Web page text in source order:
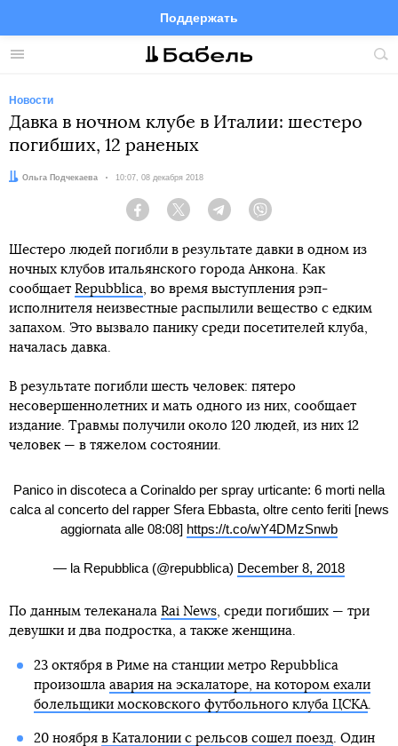
Меню
Поддержать
FacebookTelegramTwitter
Новости
Давка в ночном клубе в Италии: шестеро
погибших, 12 раненых
Автор:
Ольга Подчекаева Дата:
10:07, 08 декабря 2018
Facebook Twitter Telegram
Шестеро людей погибли в результате давки в одном из
ночных клубов итальянского города Анкона. Как
сообщает Repubblica, во время выступления рэп-
исполнителя неизвестные распылили вещество с едким
запахом. Это вызвало панику среди посетителей клуба,
началась давка.
В результате погибли шесть человек: пятеро
несовершеннолетних и мать одного из них, сообщает
издание. Травмы получили около 120 людей, из них 12
человек — в тяжелом состоянии.
Panico in discoteca a Corinaldo per spray urticante: 6 morti nella
calca al concerto del rapper Sfera Ebbasta, oltre cento feriti [news
aggiornata alle 08:08] https://t.co/wY4DMzSnwb
— la Repubblica (@repubblica) December 8, 2018
По данным телеканала Rai News, среди погибших — три
девушки и два подростка, а также женщина.
23 октября в Риме на станции метро Repubblica
произошла авария на эскалаторе, на котором ехали
болельщики московского футбольного клуба ЦСКА.
20 ноября в Каталонии с рельсов сошел поезд. Один